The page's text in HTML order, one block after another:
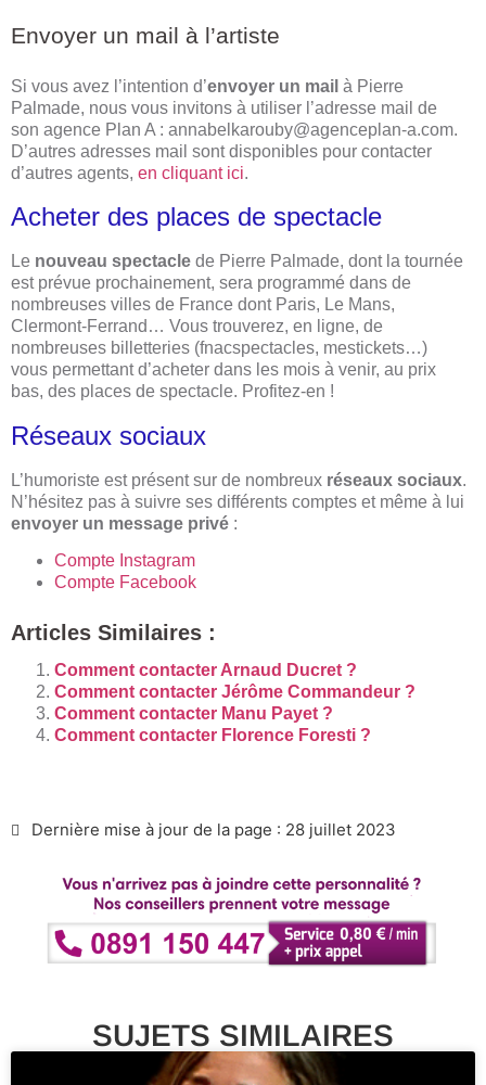
Envoyer un mail à l’artiste
Si vous avez l’intention d’envoyer un mail à Pierre
Palmade, nous vous invitons à utiliser l’adresse mail de
son agence Plan A : annabelkarouby@agenceplan-a.com.
D’autres adresses mail sont disponibles pour contacter
d’autres agents, en cliquant ici.
Acheter des places de spectacle
Le nouveau spectacle de Pierre Palmade, dont la tournée
est prévue prochainement, sera programmé dans de
nombreuses villes de France dont Paris, Le Mans,
Clermont-Ferrand… Vous trouverez, en ligne, de
nombreuses billetteries (fnacspectacles, mestickets…)
vous permettant d’acheter dans les mois à venir, au prix
bas, des places de spectacle. Profitez-en !
Réseaux sociaux
L’humoriste est présent sur de nombreux réseaux sociaux.
N’hésitez pas à suivre ses différents comptes et même à lui
envoyer un message privé :
Compte Instagram
Compte Facebook
Articles Similaires :
Comment contacter Arnaud Ducret ?
Comment contacter Jérôme Commandeur ?
Comment contacter Manu Payet ?
Comment contacter Florence Foresti ?
Dernière mise à jour de la page : 28 juillet 2023
SUJETS SIMILAIRES